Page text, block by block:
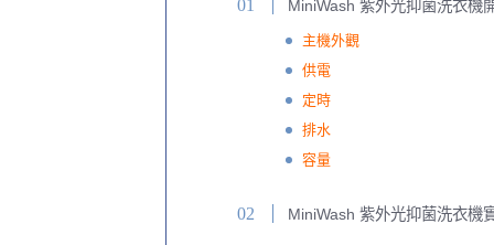
MiniWash 紫外光抑菌洗衣機
主機外觀
供電
定時
排水
容量
MiniWash 紫外光抑菌洗衣機